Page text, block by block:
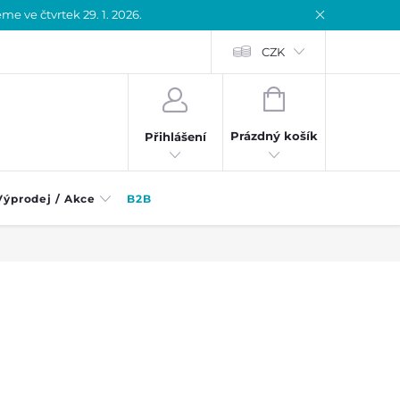
ve čtvrtek 29. 1. 2026.
CZK
Přihlášení
NÁKUPNÍ
Prázdný košík
/ Akce B2B